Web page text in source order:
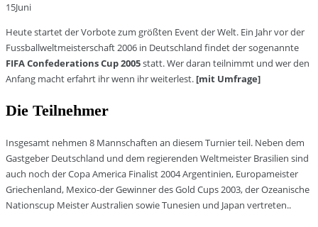
15Juni
Heute startet der Vorbote zum größten Event der Welt. Ein Jahr vor der
Fussballweltmeisterschaft 2006 in Deutschland findet der sogenannte
FIFA Confederations Cup 2005statt. Wer daran teilnimmt und wer den
Anfang macht erfahrt ihr wenn ihr weiterlest. [mit Umfrage]
Die Teilnehmer
Insgesamt nehmen 8 Mannschaften an diesem Turnier teil. Neben dem
Gastgeber Deutschland und dem regierenden Weltmeister Brasilien sind
auch noch der Copa America Finalist 2004 Argentinien, Europameister
Griechenland, Mexico-der Gewinner des Gold Cups 2003, der Ozeanische
Nationscup Meister Australien sowie Tunesien und Japan vertreten..